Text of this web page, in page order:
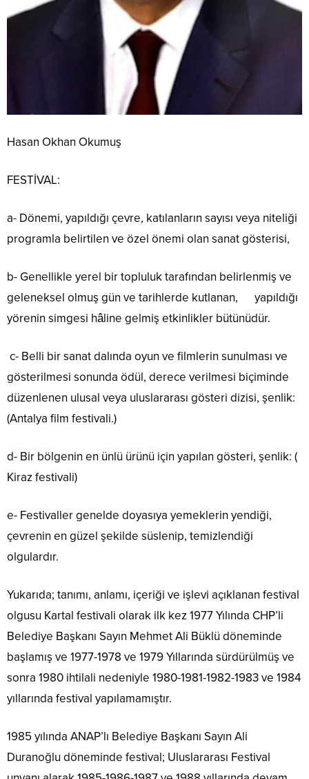
Hasan Okhan Okumuş
FESTİVAL:
a- Dönemi, yapıldığı çevre, katılanların sayısı veya niteliği
programla belirtilen ve özel önemi olan sanat gösterisi,
b- Genellikle yerel bir topluluk tarafından belirlenmiş ve
geleneksel olmuş gün ve tarihlerde kutlanan, yapıldığı
yörenin simgesi hâline gelmiş etkinlikler bütünüdür.
c- Belli bir sanat dalında oyun ve filmlerin sunulması ve
gösterilmesi sonunda ödül, derece verilmesi biçiminde
düzenlenen ulusal veya uluslararası gösteri dizisi, şenlik:
(Antalya film festivali.)
d- Bir bölgenin en ünlü ürünü için yapılan gösteri, şenlik: (
Kiraz festivali)
e- Festivaller genelde doyasıya yemeklerin yendiği,
çevrenin en güzel şekilde süslenip, temizlendiği
olgulardır.
Yukarıda; tanımı, anlamı, içeriği ve işlevi açıklanan festival
olgusu Kartal festivali olarak ilk kez 1977 Yılında CHP’li
Belediye Başkanı Sayın Mehmet Ali Büklü döneminde
başlamış ve 1977-1978 ve 1979 Yıllarında sürdürülmüş ve
sonra 1980 ihtilali nedeniyle 1980-1981-1982-1983 ve 1984
yıllarında festival yapılamamıştır.
1985 yılında ANAP’lı Belediye Başkanı Sayın Ali
Duranoğlu döneminde festival; Uluslararası Festival